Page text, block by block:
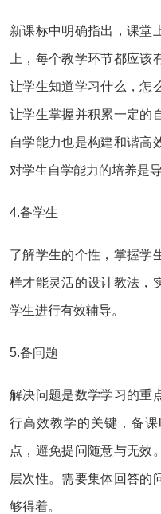
新课标中明确指出，课堂
上，每个教学环节都应该
让学生知道学习什么，怎
让学生掌握并积累一定的
自学能力也是构建和谐高
对学生自学能力的培养是
4.备学生
了解学生的个性，掌握学
样才能灵活的设计教法，
学生进行有效辅导。
5.备问题
解决问题是数学学习的重
行高效教学的关键，备
点，避免提问随意与无效
层次性。需要集体回答的
够得着。